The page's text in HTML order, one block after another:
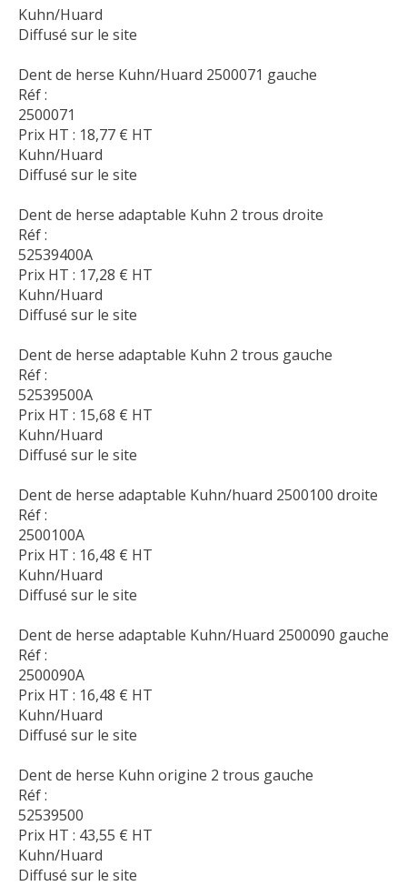
Kuhn/Huard
Diffusé sur le site
Dent de herse Kuhn/Huard 2500071 gauche
Réf :
2500071
Prix HT : 18,77 € HT
Kuhn/Huard
Diffusé sur le site
Dent de herse adaptable Kuhn 2 trous droite
Réf :
52539400A
Prix HT : 17,28 € HT
Kuhn/Huard
Diffusé sur le site
Dent de herse adaptable Kuhn 2 trous gauche
Réf :
52539500A
Prix HT : 15,68 € HT
Kuhn/Huard
Diffusé sur le site
Dent de herse adaptable Kuhn/huard 2500100 droite
Réf :
2500100A
Prix HT : 16,48 € HT
Kuhn/Huard
Diffusé sur le site
Dent de herse adaptable Kuhn/Huard 2500090 gauche
Réf :
2500090A
Prix HT : 16,48 € HT
Kuhn/Huard
Diffusé sur le site
Dent de herse Kuhn origine 2 trous gauche
Réf :
52539500
Prix HT : 43,55 € HT
Kuhn/Huard
Diffusé sur le site